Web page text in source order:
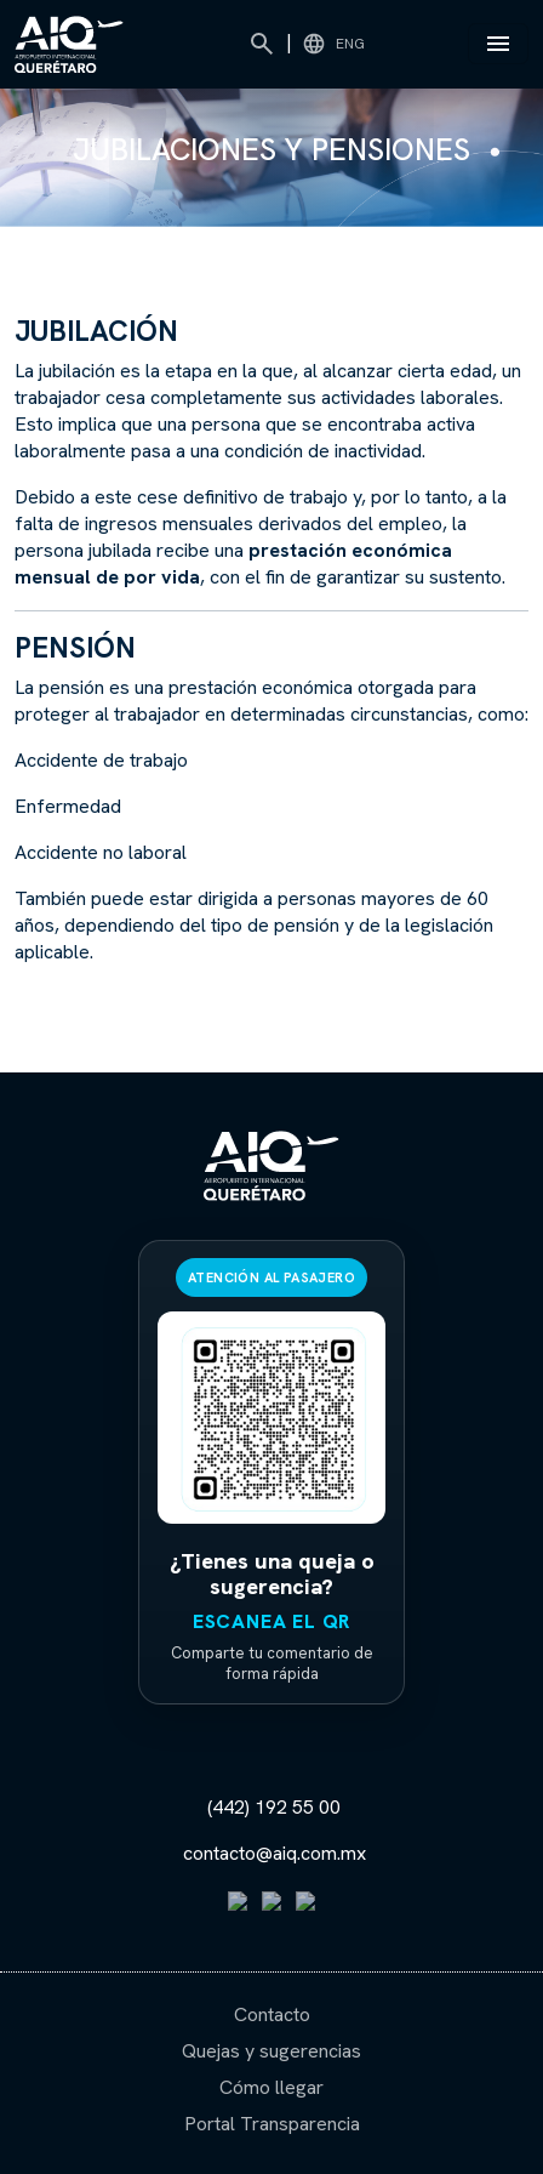
| ENG
JUBILACIONES Y PENSIONES
JUBILACIÓN
La jubilación es la etapa en la que, al alcanzar cierta edad, un
trabajador cesa completamente sus actividades laborales.
Esto implica que una persona que se encontraba activa
laboralmente pasa a una condición de inactividad.
Debido a este cese definitivo de trabajo y, por lo tanto, a la
falta de ingresos mensuales derivados del empleo, la
persona jubilada recibe una prestación económica
mensual de por vida, con el fin de garantizar su sustento.
PENSIÓN
La pensión es una prestación económica otorgada para
proteger al trabajador en determinadas circunstancias, como:
Accidente de trabajo
Enfermedad
Accidente no laboral
También puede estar dirigida a personas mayores de 60
años, dependiendo del tipo de pensión y de la legislación
aplicable.
ATENCIÓN AL PASAJERO
¿Tienes una queja o
sugerencia?
ESCANEA EL QR
Comparte tu comentario de
forma rápida
(442) 192 55 00
contacto@aiq.com.mx
Contacto
Quejas y sugerencias
Cómo llegar
Portal Transparencia